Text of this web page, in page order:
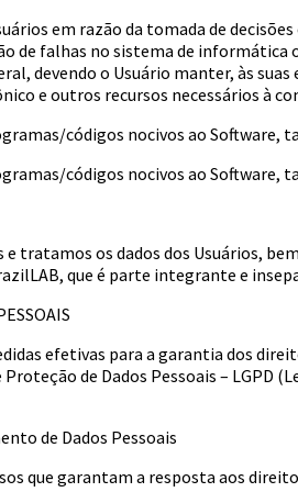
em razão da tomada de
de falhas no sistema de informática
devendo o Usuário manter, às
e outros recursos necessários à
códigos nocivos ao Software,
códigos nocivos ao Software,
tratamos os dados dos Usuários,
que é parte integrante e
efetivas para a garantia dos
de Dados Pessoais – LGPD
de Dados Pessoais
que garantam a resposta aos